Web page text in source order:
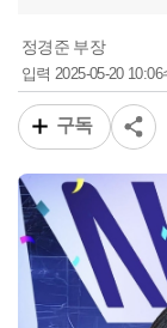
정경준 부장
입력 2025-05-20 10:06
구독